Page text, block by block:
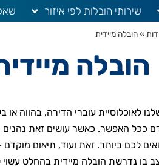
שירותי הובלות לפי איזור
»הובלה מיידית
הובלה
לאוכלוסיית עוברי הדירה, בהווה
ככל האפשר. כאשר עושים זאת נהנים
לכם ביותר. זאת ועוד, תיאום
בו נדרשת הובלה מיידית בהחלט